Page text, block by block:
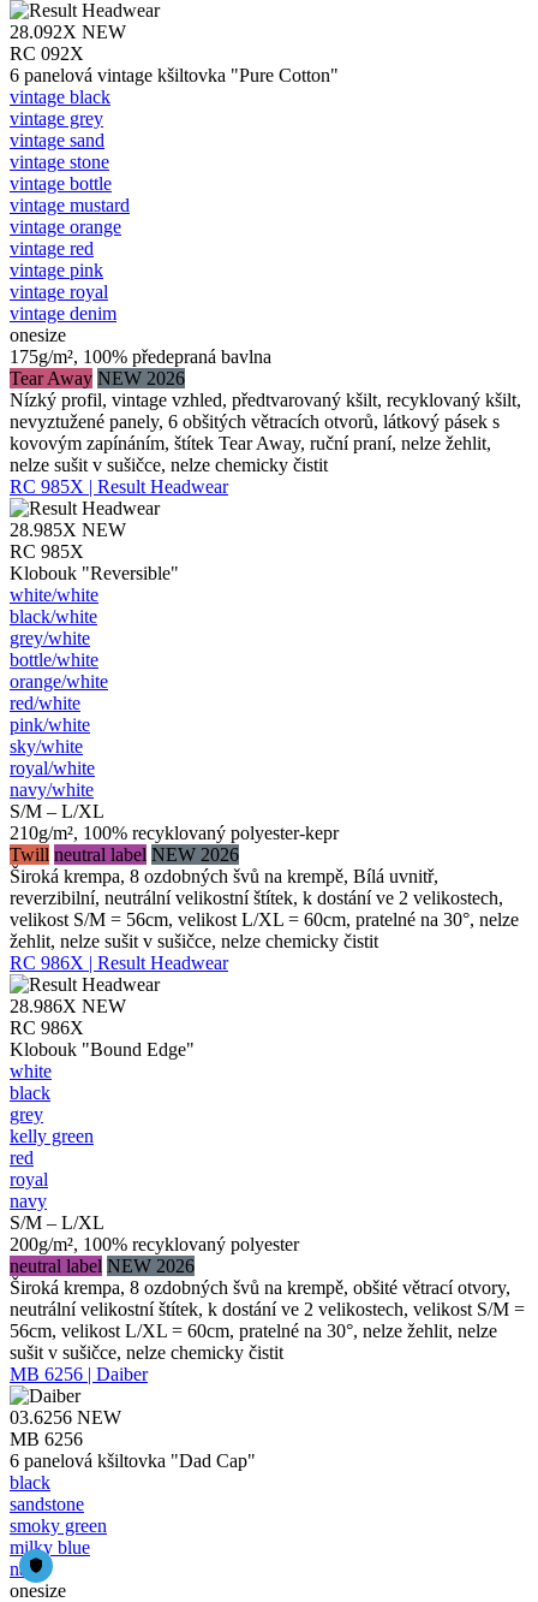
28.092X NEW
RC 092X
6 panelová vintage kšiltovka "Pure Cotton"
vintage black
vintage grey
vintage sand
vintage stone
vintage bottle
vintage mustard
vintage orange
vintage red
vintage pink
vintage royal
vintage denim
onesize
175g/m², 100% předepraná bavlna
Tear Away NEW 2026
Nízký profil, vintage vzhled, předtvarovaný kšilt, recyklovaný kšilt,
nevyztužené panely, 6 obšitých větracích otvorů, látkový pásek s
kovovým zapínáním, štítek Tear Away, ruční praní, nelze žehlit,
nelze sušit v sušičce, nelze chemicky čistit
RC 985X | Result Headwear
28.985X NEW
RC 985X
Klobouk "Reversible"
white/​white
black/​white
grey/​white
bottle/​white
orange/​white
red/​white
pink/​white
sky/​white
royal/​white
navy/​white
S/M – L/XL
210g/m², 100% recyklovaný polyester-kepr
Twill neutral label NEW 2026
Široká krempa, 8 ozdobných švů na krempě, Bílá uvnitř,
reverzibilní, neutrální velikostní štítek, k dostání ve 2 velikostech,
velikost S/M = 56cm, velikost L/XL = 60cm, pratelné na 30°, nelze
žehlit, nelze sušit v sušičce, nelze chemicky čistit
RC 986X | Result Headwear
28.986X NEW
RC 986X
Klobouk "Bound Edge"
white
black
grey
kelly green
red
royal
navy
S/M – L/XL
200g/m², 100% recyklovaný polyester
neutral label NEW 2026
Široká krempa, 8 ozdobných švů na krempě, obšité větrací otvory,
neutrální velikostní štítek, k dostání ve 2 velikostech, velikost S/M =
56cm, velikost L/XL = 60cm, pratelné na 30°, nelze žehlit, nelze
sušit v sušičce, nelze chemicky čistit
MB 6256 | Daiber
03.6256 NEW
MB 6256
6 panelová kšiltovka "Dad Cap"
black
sandstone
smoky green
milky blue
navy
onesize